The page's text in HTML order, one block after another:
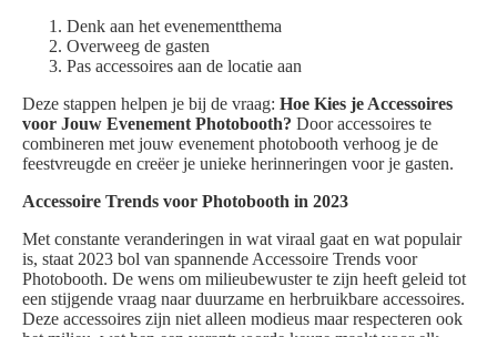
Denk aan het evenementthema
Overweeg de gasten
Pas accessoires aan de locatie aan
Deze stappen helpen je bij de vraag: Hoe Kies je Accessoires
voor Jouw Evenement Photobooth? Door accessoires te
combineren met jouw evenement photobooth verhoog je de
feestvreugde en creëer je unieke herinneringen voor je gasten.
Accessoire Trends voor Photobooth in 2023
Met constante veranderingen in wat viraal gaat en wat populair
is, staat 2023 bol van spannende Accessoire Trends voor
Photobooth. De wens om milieubewuster te zijn heeft geleid tot
een stijgende vraag naar duurzame en herbruikbare accessoires.
Deze accessoires zijn niet alleen modieus maar respecteren ook